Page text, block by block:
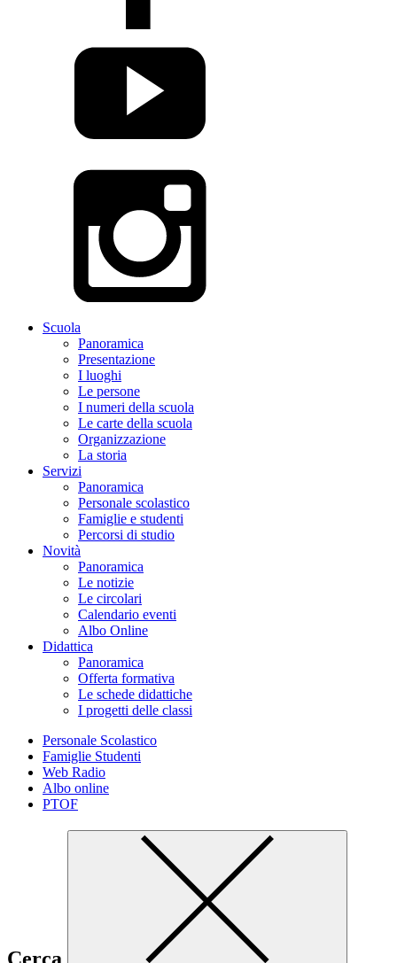
Scuola
Panoramica
Presentazione
I luoghi
Le persone
I numeri della scuola
Le carte della scuola
Organizzazione
La storia
Servizi
Panoramica
Personale scolastico
Famiglie e studenti
Percorsi di studio
Novità
Panoramica
Le notizie
Le circolari
Calendario eventi
Albo Online
Didattica
Panoramica
Offerta formativa
Le schede didattiche
I progetti delle classi
Personale Scolastico
Famiglie Studenti
Web Radio
Albo online
PTOF